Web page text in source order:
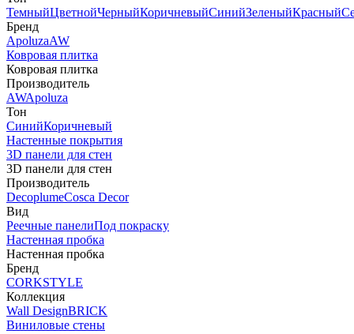
ТемныйЦветнойЧерныйКоричневыйСинийЗеленыйКрасный
Бренд
ApoluzaAW
Ковровая плитка
Ковровая плитка
Производитель
AWApoluza
Тон
СинийКоричневый
Настенные покрытия
3D панели для стен
3D панели для стен
Производитель
DecoplumeCosca Decor
Вид
Реечные панелиПод покраску
Настенная пробка
Настенная пробка
Бренд
CORKSTYLE
Коллекция
Wall DesignBRICK
Виниловые стены